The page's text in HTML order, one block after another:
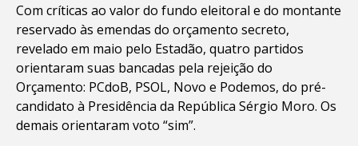
Com críticas ao valor do fundo eleitoral e do montante
reservado às emendas do orçamento secreto,
revelado em maio pelo Estadão, quatro partidos
orientaram suas bancadas pela rejeição do
Orçamento: PCdoB, PSOL, Novo e Podemos, do pré-
candidato à Presidência da República Sérgio Moro. Os
demais orientaram voto “sim”.